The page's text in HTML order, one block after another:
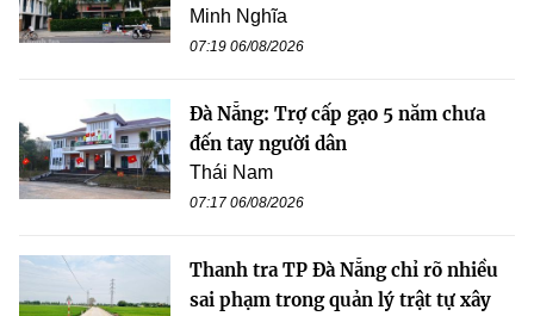
Minh Nghĩa
07:19 06/08/2026
Đà Nẵng: Trợ cấp gạo 5 năm chưa
đến tay người dân
Thái Nam
07:17 06/08/2026
Thanh tra TP Đà Nẵng chỉ rõ nhiều
sai phạm trong quản lý trật tự xây